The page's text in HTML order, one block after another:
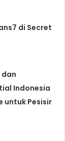
di Secret
Indonesia
untuk Pesisir